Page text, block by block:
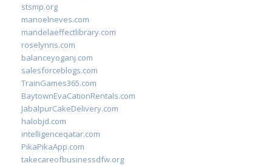
stsmp.org
manoelneves.com
mandelaeffectlibrary.com
roselynns.com
balanceyoganj.com
salesforceblogs.com
TrainGames365.com
BaytownEvaCationRentals.com
JabalpurCakeDelivery.com
halobjd.com
intelligenceqatar.com
PikaPikaApp.com
takecareofbusinessdfw.org